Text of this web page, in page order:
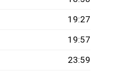
19:27
19:57
23:59